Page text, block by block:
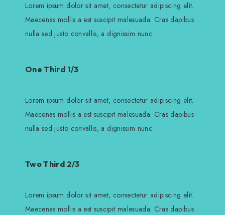
Lorem ipsum dolor sit amet, consectetur adipiscing elit.
Maecenas mollis a est suscipit malesuada. Cras dapibus
nulla sed justo convallis, a dignissim nunc
One Third 1/3
Lorem ipsum dolor sit amet, consectetur adipiscing elit.
Maecenas mollis a est suscipit malesuada. Cras dapibus
nulla sed justo convallis, a dignissim nunc
Two Third 2/3
Lorem ipsum dolor sit amet, consectetur adipiscing elit.
Maecenas mollis a est suscipit malesuada. Cras dapibus